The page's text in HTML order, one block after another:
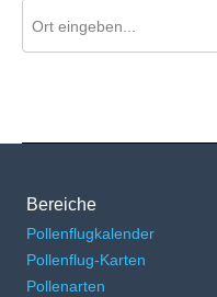
Ort eingeben...
Bereiche
Pollenflugkalender
Pollenflug-Karten
Pollenarten